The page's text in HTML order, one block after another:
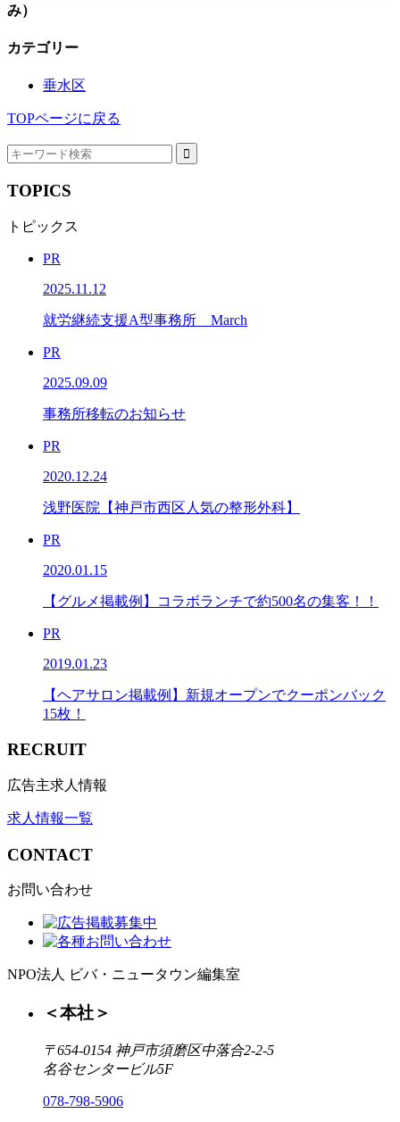
み）
カテゴリー
垂水区
TOPページに戻る
TOPICS
トピックス
PR
2025.11.12
就労継続支援A型事務所 March
PR
2025.09.09
事務所移転のお知らせ
PR
2020.12.24
浅野医院【神戸市西区人気の整形外科】
PR
2020.01.15
【グルメ掲載例】コラボランチで約500名の集客！！
PR
2019.01.23
【ヘアサロン掲載例】新規オープンでクーポンバック
15枚！
RECRUIT
広告主求人情報
求人情報一覧
CONTACT
お問い合わせ
NPO法人 ビバ・ニュータウン編集室
＜本社＞
〒654-0154 神戸市須磨区中落合2-2-5
名谷センタービル5F
078-798-5906